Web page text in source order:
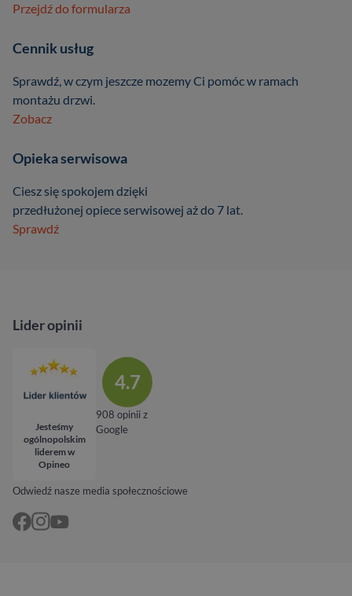
Przejdź do formularza
Cennik usług
Sprawdź, w czym jeszcze mozemy Ci pomóc w ramach
montażu drzwi.
Zobacz
Opieka serwisowa
Ciesz się spokojem dzięki
przedłużonej opiece serwisowej aż do 7 lat.
Sprawdź
Odwiedź nasze media społecznościowe
Lider opinii
Jesteśmy
ogólnopolskim
liderem w
Opineo
4.7
908 opinii z
Google